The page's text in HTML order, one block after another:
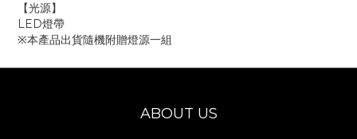
【光源】
LED燈帶
※本產品出貨隨機附贈燈源一組
ABOUT US